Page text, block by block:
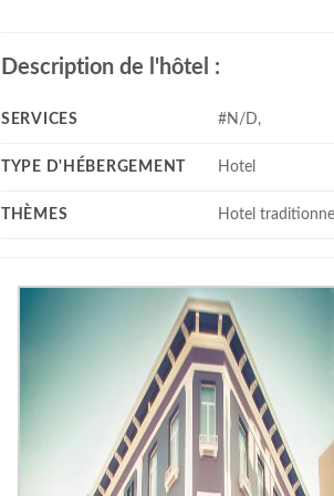
Description de l'hôtel :
SERVICES #N/D,
TYPE D'HÉBERGEMENT Hotel
THÈMES Hotel